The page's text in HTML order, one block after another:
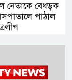
নেতাকে বেধড়ক
পাঠাল